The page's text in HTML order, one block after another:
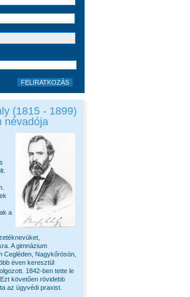
(1815 - 1899)
névadója
a
A gimnázium
Cegléden, Nagykőrösön,
éven keresztül
1842-ben tette le
követően rövidebb
az ügyvédi praxist.